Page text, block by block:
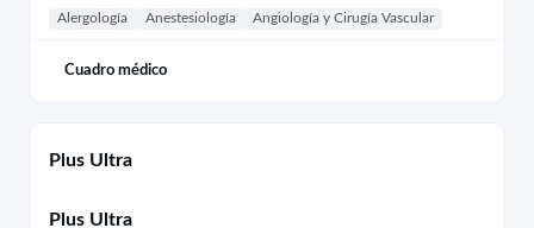
Alergología Anestesiología Angiología y Cirugía Vascular
Cuadro médico
Plus Ultra
Plus Ultra